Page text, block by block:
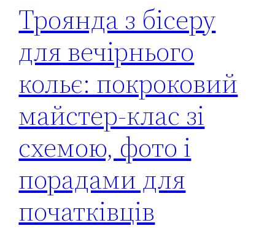
Троянда з бісеру
для вечірнього
кольє: покроковий
майстер-клас зі
схемою, фото і
порадами для
початківців